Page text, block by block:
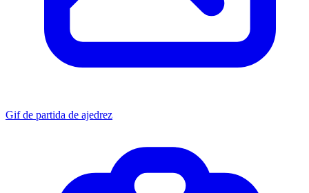
Gif de partida de ajedrez